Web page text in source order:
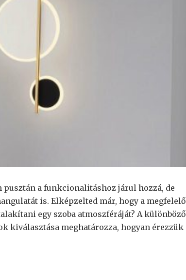
a funkcionalitáshoz járul hozzá, de
is. Elképzelted már, hogy a megfelelő
egy szoba atmoszféráját? A különböző
kiválasztása meghatározza, hogyan érezzük